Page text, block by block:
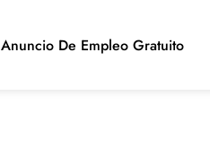
Anuncio De Empleo Gratuito